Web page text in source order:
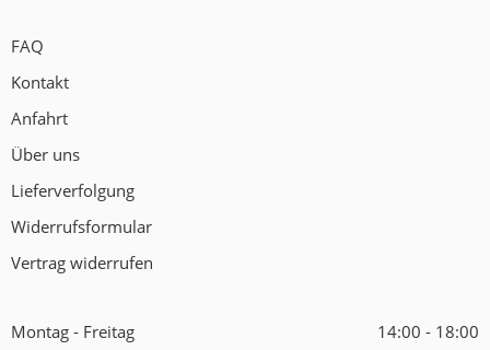
FAQ
Kontakt
Anfahrt
Über uns
Lieferverfolgung
Widerrufsformular
Vertrag widerrufen
Montag - Freitag
14:00 - 18:00